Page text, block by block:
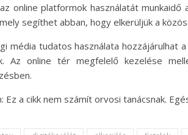
online platformok használatát
segíthet abban, hogy elkerüljük a
média tudatos használata
Az online tér megfelelő kezelése
Ez a cikk nem számít orvosi tanácsnak.